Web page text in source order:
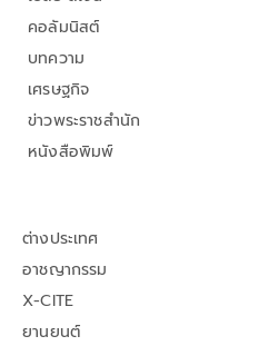
คอลัมนิสต์
บทความ
เศรษฐกิจ
ข่าวพระราชสำนัก
หนังสือพิมพ์
ต่างประเทศ
อาชญากรรม
X-CITE
ยานยนต์